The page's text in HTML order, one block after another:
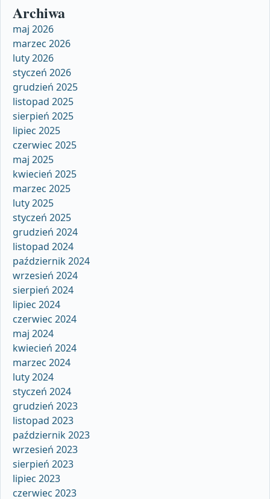
Archiwa
maj 2026
marzec 2026
luty 2026
styczeń 2026
grudzień 2025
listopad 2025
sierpień 2025
lipiec 2025
czerwiec 2025
maj 2025
kwiecień 2025
marzec 2025
luty 2025
styczeń 2025
grudzień 2024
listopad 2024
październik 2024
wrzesień 2024
sierpień 2024
lipiec 2024
czerwiec 2024
maj 2024
kwiecień 2024
marzec 2024
luty 2024
styczeń 2024
grudzień 2023
listopad 2023
październik 2023
wrzesień 2023
sierpień 2023
lipiec 2023
czerwiec 2023